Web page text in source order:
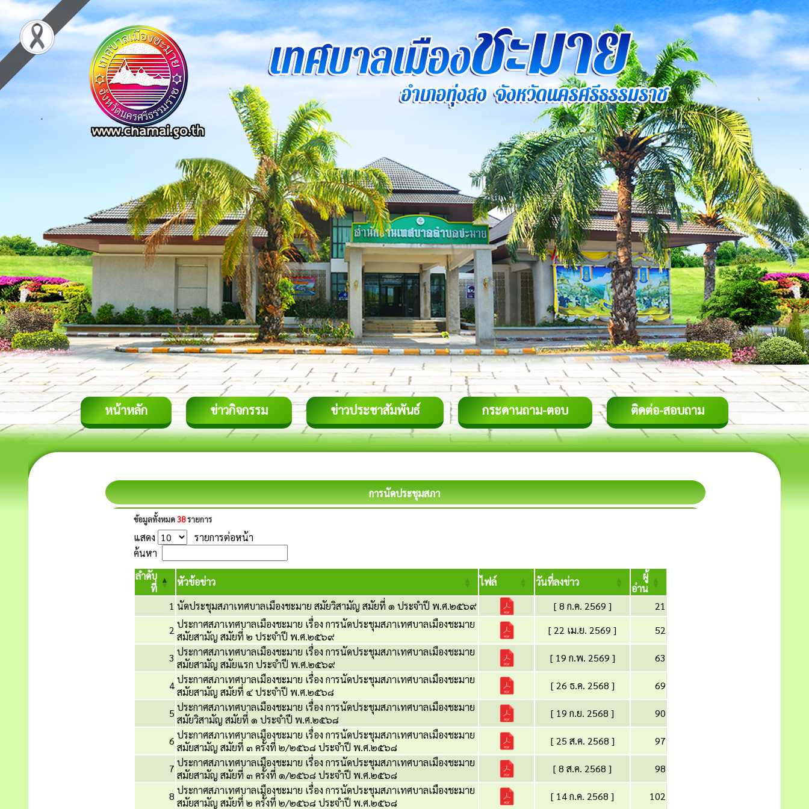
หน้าหลัก ข่าวกิจกรรม ข่าวประชาสัมพันธ์ กระดานถาม-ตอบ ติดต่อ-สอบถาม
การนัดประชุมสภา
ข้อมูลทั้งหมด38รายการ
แสดง
รายการต่อหน้า
ค้นหา
ลำดับ
ที่
หัวข้อข่าว ไฟล์ วันที่ลงข่าว
ผู้
อ่าน
1 นัดประชุมสภาเทศบาลเมืองชะมาย สมัยวิสามัญ สมัยที่ ๑ ประจำปี พ.ศ.๒๕๖๙ [ 8 ก.ค. 2569 ]
21
2 ประกาศสภาเทศบาลเมืองชะมาย เรื่อง การนัดประชุมสภาเทศบาลเมืองชะมาย
สมัยสามัญ สมัยที่ ๒ ประจำปี พ.ศ.๒๕๖๙
[ 22 เม.ย. 2569 ] 52
3 ประกาศสภาเทศบาลเมืองชะมาย เรื่อง การนัดประชุมสภาเทศบาลเมืองชะมาย
สมัยสามัญ สมัยแรก ประจำปี พ.ศ.๒๕๖๙
[ 19 ก.พ. 2569 ] 63
4ประกาศสภาเทศบาลเมืองชะมาย เรื่อง การนัดประชุมสภาเทศบาลเมืองชะมาย
สมัยสามัญ สมัยที่ ๔ ประจำปี พ.ศ.๒๕๖๘
[ 26 ธ.ค. 2568 ] 69
5 ประกาศสภาเทศบาลเมืองชะมาย เรื่อง การนัดประชุมสภาเทศบาลเมืองชะมาย
สมัยวิสามัญ สมัยที่ ๑ ประจำปี พ.ศ.๒๕๖๘
[ 19 ก.ย. 2568 ] 90
6 ประกาศสภาเทศบาลเมืองชะมาย เรื่อง การนัดประชุมสภาเทศบาลเมืองชะมาย
สมัยสามัญ สมัยที่ ๓ ครั้งที่ ๒/๒๕๖๘ ประจำปี พ.ศ.๒๕๖๘
[ 25 ส.ค. 2568 ] 97
7 ประกาศสภาเทศบาลเมืองชะมาย เรื่อง การนัดประชุมสภาเทศบาลเมืองชะมาย
สมัยสามัญ สมัยที่ ๓ ครั้งที่ ๑/๒๕๖๘ ประจำปี พ.ศ.๒๕๖๘
[ 8 ส.ค. 2568 ] 98
8 ประกาศสภาเทศบาลเมืองชะมาย เรื่อง การนัดประชุมสภาเทศบาลเมืองชะมาย
สมัยสามัญ สมัยที่ ๒ ครั้งที่ ๒/๒๕๖๘ ประจำปี พ.ศ.๒๕๖๘
[ 14 ก.ค. 2568 ] 102